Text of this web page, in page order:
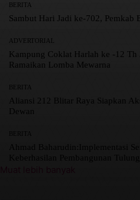
BERITA
Sambut Hari Jadi ke-702,
ADVERTORIAL
Kampung Coklat Harlah ke -12
Ramaikan Lomba Mewarna
BERITA
Aliansi 212 Blitar Raya Siapkan
Dewan
BERITA